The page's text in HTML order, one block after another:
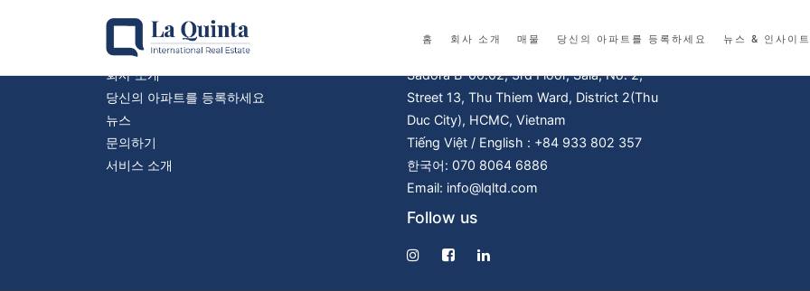
홈 회사 소개 매물 당신의 아파트를 등록하세요 뉴스 & 인사이트
Company
회사 소개
당신의 아파트를 등록하세요
뉴스
문의하기
서비스 소개
Contact
Sadora B-00.02, 3rd Floor, Sala, No. 2,
Street 13, Thu Thiem Ward, District 2(Thu
Duc City), HCMC, Vietnam
Tiếng Việt / English : +84 933 802 357
한국어: 070 8064 6886
Email: info@lqltd.com
Follow us